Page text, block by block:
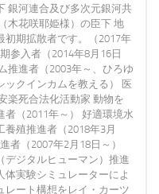
銀河連合及び多次元銀河共
木花咲耶姫様）の臣下 地
初期拡散者です。（2017年
参入者（2014年8月16日
推進者（2003年～、ひろゆ
ックインカムを教える） 医
楽死合法化活動家 動物を
者（2011年～） 好適環境水
殖推進者（2018年3月
者（2007年2月18日～）
デジタルヒューマン）推進
体実験シミュレーターによ
レート構想をレイ・カーツ